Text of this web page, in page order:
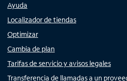
Ayuda
Localizador de tiendas
Optimizar
Cambia de plan
Tarifas de servicio y avisos legales
Transferencia de llamadas a un